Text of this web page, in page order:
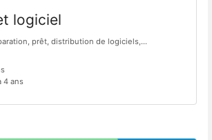
logiciel
prêt, distribution de logiciels,...
4 ans